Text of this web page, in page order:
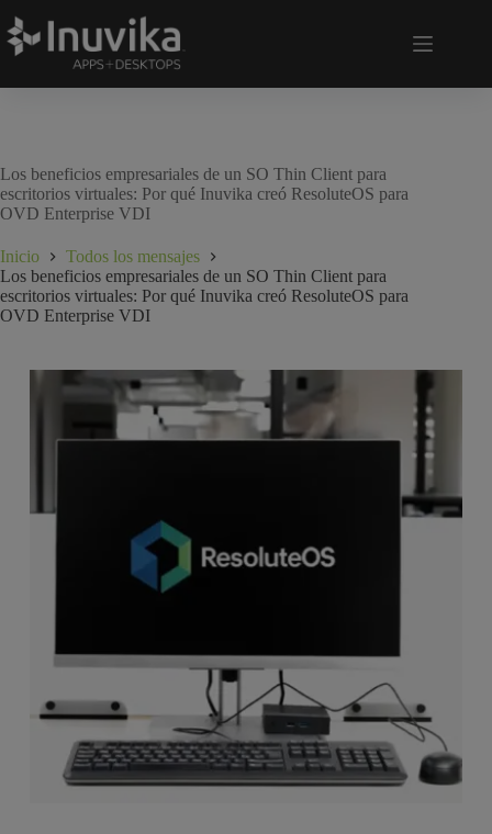
Los beneficios empresariales de un SO Thin Client para
escritorios virtuales: Por qué Inuvika creó ResoluteOS para
OVD Enterprise VDI
Inicio
Todos los mensajes
Los beneficios empresariales de un SO Thin Client para
escritorios virtuales: Por qué Inuvika creó ResoluteOS para
OVD Enterprise VDI